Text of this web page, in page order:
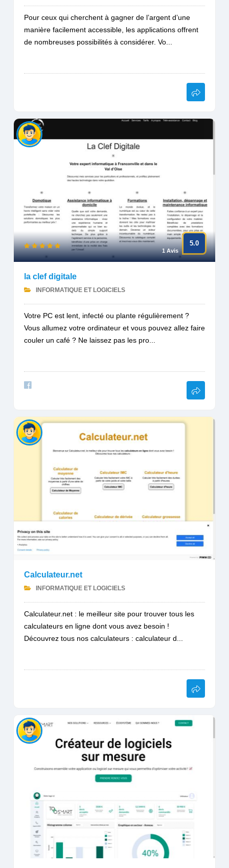
Pour ceux qui cherchent à gagner de l’argent d’une
manière facilement accessible, les applications offrent
de nombreuses possibilités à considérer. Vo...
1 Avis
5.0
la clef digitale
INFORMATIQUE ET LOGICIELS
Votre PC est lent, infecté ou plante régulièrement ?
Vous allumez votre ordinateur et vous pouvez allez faire
couler un café ? Ne laissez pas les pro...
Calculateur.net
INFORMATIQUE ET LOGICIELS
Calculateur.net : le meilleur site pour trouver tous les
calculateurs en ligne dont vous avez besoin !
Découvrez tous nos calculateurs : calculateur d...